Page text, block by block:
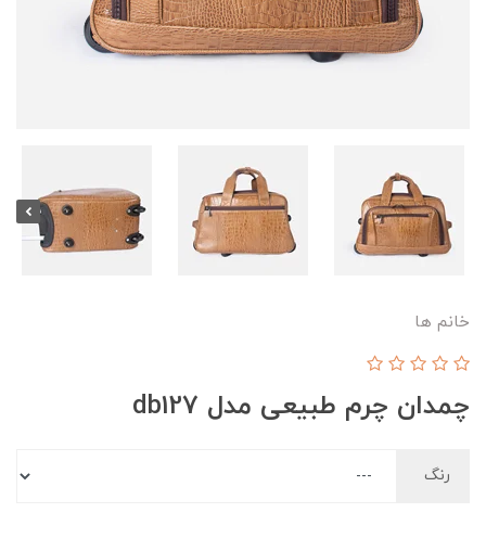
خانم ها
چمدان چرم طبیعی مدل db127
رنگ